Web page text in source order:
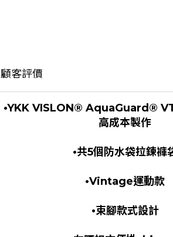
顧客評價
•YKK VISLON® AquaGuard®
高成本製作
•共5個防水袋拉鍊褲
•Vintage運動款
•束腳款式設計